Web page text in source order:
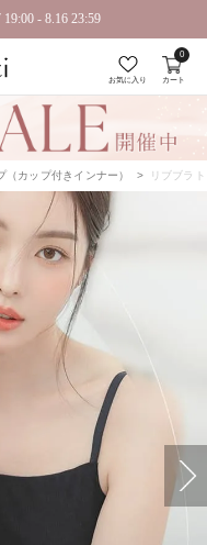
- 8.16 23:59
プレゼント！
お気に入り カート
0
（カップ付きインナー） リブブラ